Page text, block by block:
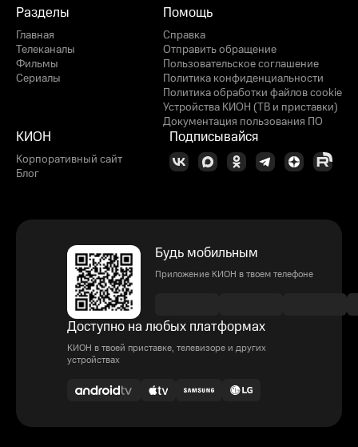
Разделы
Главная
Телеканалы
Фильмы
Сериалы
Помощь
Справка
Отправить обращение
Пользовательское соглашение
Политика конфиденциальности
Политика обработки файлов cookie
Устройства КИОН (ТВ и приставки)
Документация пользования ПО
КИОН
Корпоративный сайт
Блог
Подписывайся
Будь мобильным
Приложение КИОН в твоем телефоне
Доступно на любых платформах
КИОН в твоей приставке, телевизоре и других
устройствах